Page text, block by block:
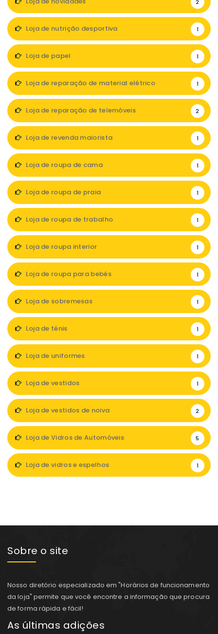
2
Loja de nutrição desportiva 1
Loja de papel 1
Loja de reparação de material elétrico 1
Loja de reparação de telemóveis 2
Loja de revenda maiorista 1
Loja de roupa de cama 1
Loja de roupa de praia 1
Loja de roupa de trabalho 1
Loja de roupa interior 1
Loja de roupa para bebés 1
Loja de sobremesas 1
Loja de ténis 1
Loja de uniformes 1
Loja de vestidos 1
Loja de vestidos de noiva 2
Loja de Vidros de Automóveis 5
Loja de vidros e espelhos 1
Sobre o site
Nosso diretório especializado em "Horários de funcionamento
da loja" permite que você encontre a informação que procura
de forma rápida e fácil!
As últimas adições